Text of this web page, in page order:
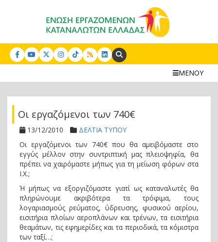
Search:
ΜΕΝΟΥ
Οι εργαζόμενοι των 740€
13/12/2010
ΔΕΛΤΙΑ ΤΥΠΟΥ
Οι εργαζόμενοι των 740€ που θα αμειβόμαστε στο
εγγύς μέλλον στην συντριπτική μας πλειοψηφία, θα
πρέπει να χαιρόμαστε μήπως για τη μείωση φόρων στα
Ι.Χ.;
Ή μήπως να εξοργιζόμαστε γιατί ως καταναλωτές θα
πληρώνουμε ακριβότερα τα τρόφιμα, τους
λογαριασμούς ρεύματος, ύδρευσης, φυσικού αερίου,
εισιτήρια πλοίων αεροπλάνων και τρένων, τα εισιτήρια
θεαμάτων, τις εφημερίδες και τα περιοδικά, τα κόμιστρα
των ταξί…;